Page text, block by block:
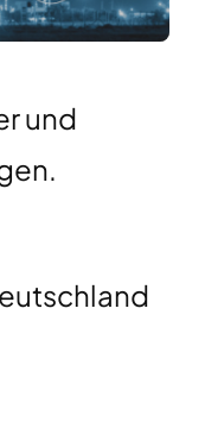
und